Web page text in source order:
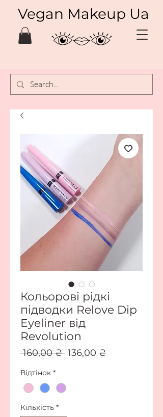
Vegan Makeup Ua
Кольорові рідкі
підводки Relove Dip
Eyeliner від
Revolution
160,00 ₴ Звичайна
136,00 ₴
Відтінок *
Кількість *